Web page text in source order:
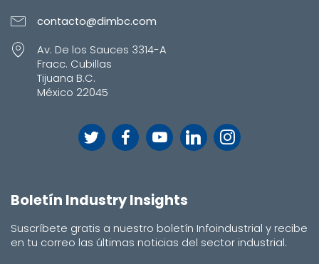
contacto@dimbc.com
Av. De los Sauces 3314-A
Fracc. Cubillas
Tijuana B.C.
México 22045
Boletín Industry Insights
Suscríbete gratis a nuestro boletín Infoindustrial y recibe
en tu correo las últimas noticias del sector industrial.